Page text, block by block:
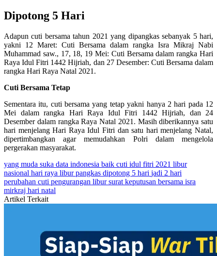
Dipotong 5 Hari
Adapun cuti bersama tahun 2021 yang dipangkas sebanyak 5 hari,
yakni 12 Maret: Cuti Bersama dalam rangka Isra Mikraj Nabi
Muhammad saw., 17, 18, 19 Mei: Cuti Bersama dalam rangka Hari
Raya Idul Fitri 1442 Hijriah, dan 27 Desember: Cuti Bersama dalam
rangka Hari Raya Natal 2021.
Cuti Bersama Tetap
Sementara itu, cuti bersama yang tetap yakni hanya 2 hari pada 12
Mei dalam rangka Hari Raya Idul Fitri 1442 Hijriah, dan 24
Desember dalam rangka Raya Natal 2021. Masih diberikannya satu
hari menjelang Hari Raya Idul Fitri dan satu hari menjelang Natal,
dipertimbangkan agar memudahkan Polri dalam mengelola
pergerakan masyarakat.
yang muda suka data indonesia baik cuti idul fitri 2021 libur
nasional hari raya liburpangkas dipotong 5 hari jadi 2 hari
perubahan cuti pengurangan libursurat keputusan bersama isra
mirkraj hari natal
Artikel Terkait